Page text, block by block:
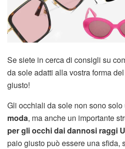
Se siete in cerca di consigli su
da sole adatti alla vostra forma
giusto!
Gli occhiali da sole non sono solo
moda, ma anche un importante
per gli occhi dai dannosi raggi
paio giusto può essere una sfida,